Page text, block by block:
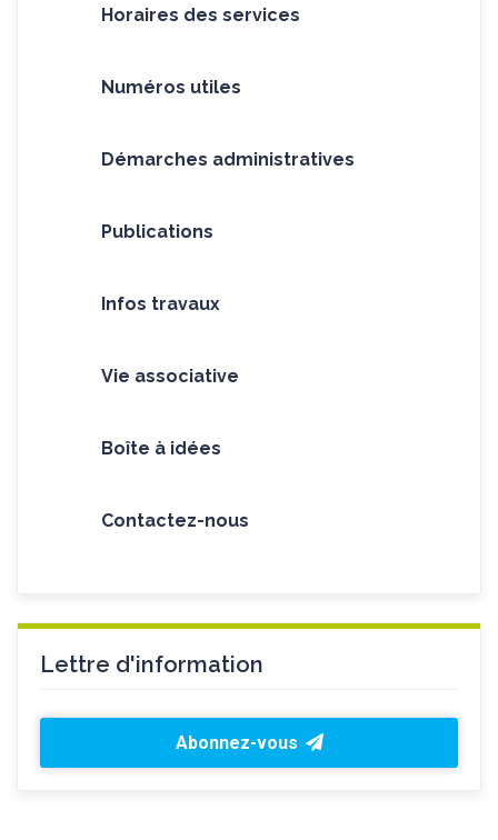
Horaires des services
Numéros utiles
Démarches administratives
Publications
Infos travaux
Vie associative
Boîte à idées
Contactez-nous
Lettre d'information
Abonnez-vous